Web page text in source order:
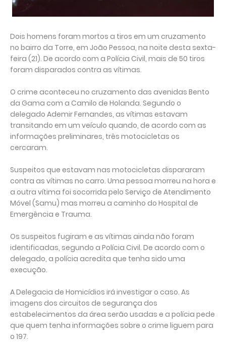
Dois homens foram mortos a tiros em um cruzamento
no bairro da Torre, em João Pessoa, na noite desta sexta-
feira (21). De acordo com a Polícia Civil, mais de 50 tiros
foram disparados contra as vítimas.
O crime aconteceu no cruzamento das avenidas Bento
da Gama com a Camilo de Holanda. Segundo o
delegado Ademir Fernandes, as vítimas estavam
transitando em um veículo quando, de acordo com as
informações preliminares, três motocicletas os
cercaram.
Suspeitos que estavam nas motocicletas dispararam
contra as vítimas no carro. Uma pessoa morreu na hora e
a outra vítima foi socorrida pelo Serviço de Atendimento
Móvel (Samu) mas morreu a caminho do Hospital de
Emergência e Trauma.
Os suspeitos fugiram e as vítimas ainda não foram
identificadas, segundo a Polícia Civil. De acordo com o
delegado, a polícia acredita que tenha sido uma
execução.
A Delegacia de Homicídios irá investigar o caso. As
imagens dos circuitos de segurança dos
estabelecimentos da área serão usadas e a polícia pede
que quem tenha informações sobre o crime liguem para
o 197.